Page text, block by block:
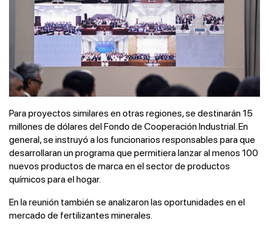
Para proyectos similares en otras regiones, se destinarán 15
millones de dólares del Fondo de Cooperación Industrial. En
general, se instruyó a los funcionarios responsables para que
desarrollaran un programa que permitiera lanzar al menos 100
nuevos productos de marca en el sector de productos
químicos para el hogar.
En la reunión también se analizaron las oportunidades en el
mercado de fertilizantes minerales.